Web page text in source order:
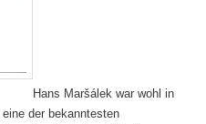
Hans Maršálek war wohl in
der bekanntesten